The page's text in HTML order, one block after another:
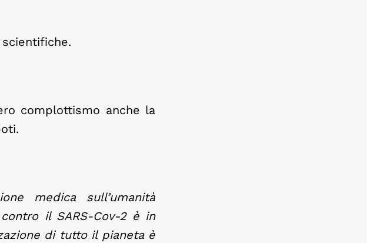
complottismo anche la
medica sull’umanità
il SARS-Cov-2 è in
di tutto il pianeta è